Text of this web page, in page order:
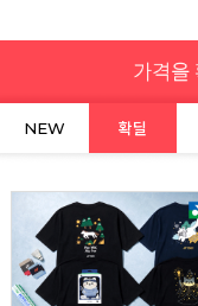
NEW 확딜